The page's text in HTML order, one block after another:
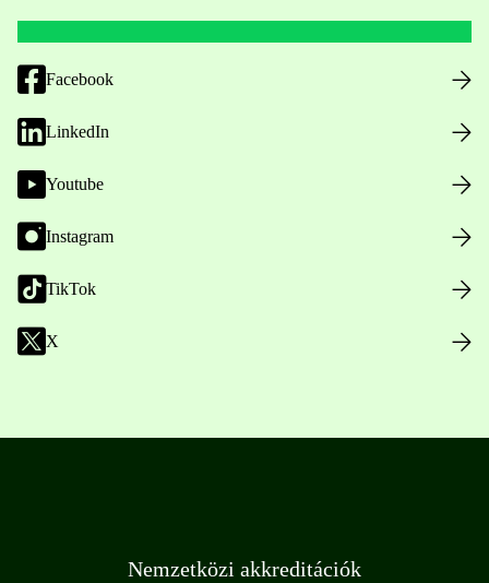
Facebook
LinkedIn
Youtube
Instagram
TikTok
X
Nemzetközi akkreditációk